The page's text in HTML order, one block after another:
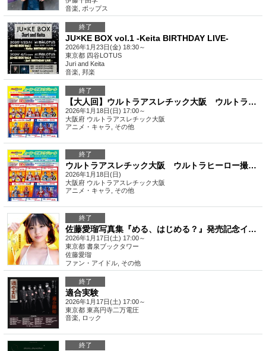
音楽
ポップス
終了
JU×KE BOX vol.1 -Keita BIRTHDAY LIVE-
2026年1月23日(金) 18:30～
東京都 四谷LOTUS
Juri and Keita
音楽 邦楽
終了
【大人回】ウルトラアスレチック大阪 ウルトラヒーロー撮影会【2026年1月18日】
2026年1月18日(日) 17:00～
大阪府 ウルトラアスレチック大阪
アニメ・キャラ
その他
終了
ウルトラアスレチック大阪 ウルトラヒーロー撮影会 【2026年1月18日】
2026年1月18日(日)
大阪府 ウルトラアスレチック大阪
アニメ・キャラ
その他
終了
佐藤愛瑠写真集『める、はじめる？』発売記念イベント
2026年1月17日(土) 17:00～
東京都 書泉ブックタワー
佐藤愛瑠
ファン・アイドル その他
終了
適合実験
2026年1月17日(土) 17:00～
東京都 東高円寺二万電圧
音楽
ロック
終了